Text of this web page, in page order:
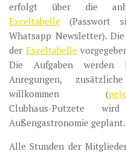
erfolgt über die
Exceltabelle (Passwort
Whatsapp Newsletter).
der Exceltabelle
Die Aufgaben werden
Anregungen,
willkommen (
Clubhaus-Putzete
Außengastronomie geplant.
Alle Stunden der